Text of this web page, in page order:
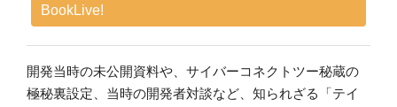
BookLive!
開発当時の未公開資料や、サイバーコネクトツー秘蔵の
極秘裏設定、当時の開発者対談など、知られざる「テイ